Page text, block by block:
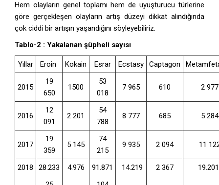
Hem olayların genel toplamı hem de uyuşturucu türlerine
göre gerçekleşen olayların artış düzeyi dikkat alındığında
çok ciddi bir artışın yaşandığını söyleyebiliriz.
Tablo-2 : Yakalanan şüpheli sayısı
Yıllar Eroin Kokain Esrar Ecstasy Captagon
2015
19
650
1500
53
018
7 965 610 2 977
2016
12
091
2 201
54
788
8 777 685 5 284
2017
19
359
5 145
74
215
9 935 2 094 11
2018 28.233 4.976 91.871 14.219 2 367